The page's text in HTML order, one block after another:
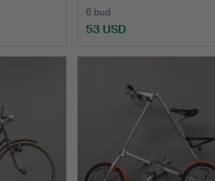
6 bud
53 USD